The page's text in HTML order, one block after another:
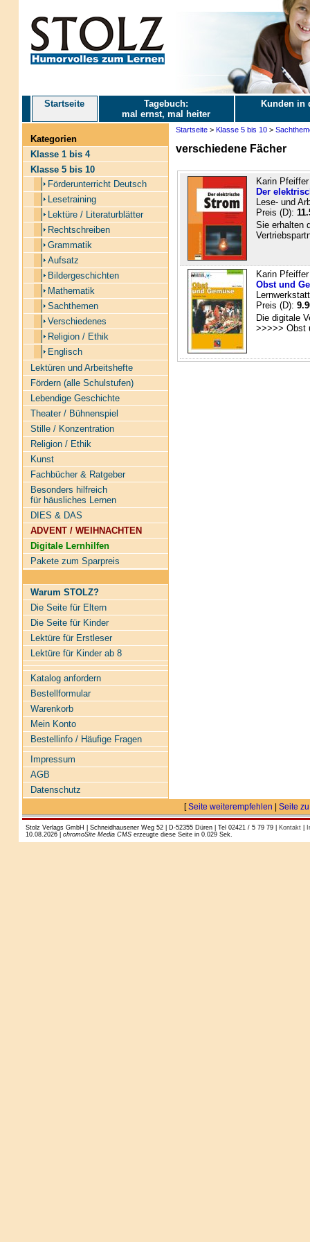
Startseite
Tagebuch:
mal ernst, mal heiter
Kunden in
Kategorien
Klasse 1 bis 4
Klasse 5 bis 10
Förderunterricht Deutsch
Lesetraining
Lektüre / Literaturblätter
Rechtschreiben
Grammatik
Aufsatz
Bildergeschichten
Mathematik
Sachthemen
Verschiedenes
Religion / Ethik
Englisch
Lektüren und Arbeitshefte
Fördern (alle Schulstufen)
Lebendige Geschichte
Theater / Bühnenspiel
Stille / Konzentration
Religion / Ethik
Kunst
Fachbücher & Ratgeber
Besonders hilfreich
für häusliches Lernen
DIES & DAS
ADVENT / WEIHNACHTEN
Digitale Lernhilfen
Pakete zum Sparpreis
Warum STOLZ?
Die Seite für Eltern
Die Seite für Kinder
Lektüre für Erstleser
Lektüre für Kinder ab 8
Katalog anfordern
Bestellformular
Warenkorb
Mein Konto
Bestellinfo / Häufige Fragen
Impressum
AGB
Datenschutz
Startseite> Klasse 5 bis 10>
verschiedene Fächer
Karin
Der
Lese- und
Preis (D):
Sie erhalten
Karin Pfeiffer
Obst und
Lernwerkstatt
Preis (D):
Die digitale
>>>>> Obst
[Seite weiterempfehlen Seite
Stolz Verlags GmbH | Schneidhausener Weg 52 | D-52355 Düren | Tel 02421 / 5 79 79 | Kontakt|
10.08.2026 | chromoSite Media CMSerzeugte diese Seite in 0.029 Sek.